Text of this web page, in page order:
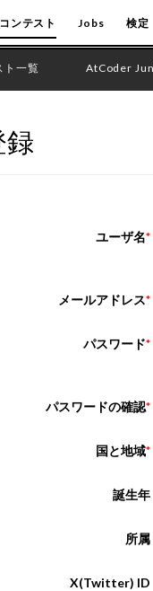
コンテスト Jobs 検定
ト一覧 AtCoder
録
ユーザ名
メールアドレス
パスワード
パスワードの確認
国と地域
誕生年
所属
X(Twitter) ID